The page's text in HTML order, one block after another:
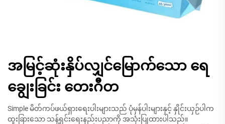
အမြင့်ဆုံးနှိပ်လျှင်မြောက်သော ရေ
ချွေးခြင်း တေးဂီတ
Simple မိတ်ကပ်ဖယ်ရှားရေးပါးများသည် ပုံမှန်ပါးများနှင့် နှိုင်းယှဉ်ပါက
ထူးခြားသော သန့်ရှင်းရေးနည်းပညာကို အသုံးပြုထားပါသည်။